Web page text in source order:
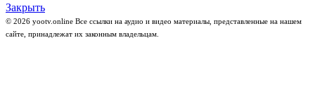
Закрыть
© 2026 yootv.online Все ссылки на аудио и видео материалы, представленные на нашем
сайте, принадлежат их законным владельцам.